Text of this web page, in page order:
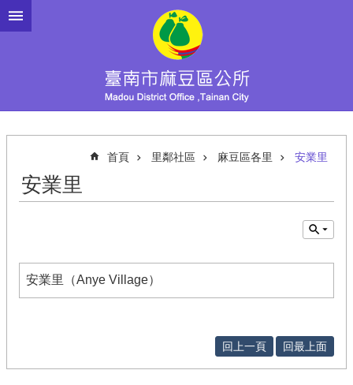
跳到主要內容區塊
首頁 里鄰社區 麻豆區各里 安業里
安業里
安業里（Anye Village）
回上一頁 回最上面